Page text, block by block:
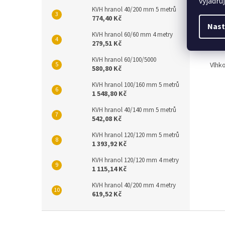
KVH hranol 40/200 mm 5 metrů
774,40 Kč
KVH hranol 60/60 mm 4 metry
279,51 Kč
KVH hranol 60/100/5000
580,80 Kč
KVH hranol 100/160 mm 5 metrů
1 548,80 Kč
KVH hranol 40/140 mm 5 metrů
542,08 Kč
KVH hranol 120/120 mm 5 metrů
1 393,92 Kč
KVH hranol 120/120 mm 4 metry
1 115,14 Kč
KVH hranol 40/200 mm 4 metry
619,52 Kč